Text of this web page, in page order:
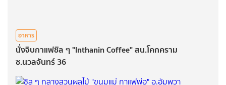
อาหาร
นั่งจิบกาแฟชิล ๆ "Inthanin Coffee" สน.โคกคราม
ซ.นวลจันทร์ 36